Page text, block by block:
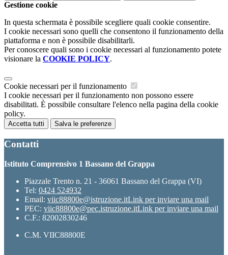
Gestione cookie
In questa schermata è possibile scegliere quali cookie consentire.
I cookie necessari sono quelli che consentono il funzionamento della
piattaforma e non è possibile disabilitarli.
Per conoscere quali sono i cookie necessari al funzionamento potete
visionare la COOKIE POLICY.
Cookie necessari per il funzionamento
I cookie necessari per il funzionamento non possono essere
disabilitati. È possibile consultare l'elenco nella pagina della cookie
policy.
Accetta tutti Salva le preferenze
Contatti
Istituto Comprensivo 1 Bassano del Grappa
Piazzale Trento n. 21 - 36061 Bassano del Grappa (VI)
Tel: 0424 524932
Email: viic88800e@istruzione.itLink per inviare una mail
PEC: viic88800e@pec.istruzione.itLink per inviare una mail
C.F.: 82002830246
C.M. VIIC88800E